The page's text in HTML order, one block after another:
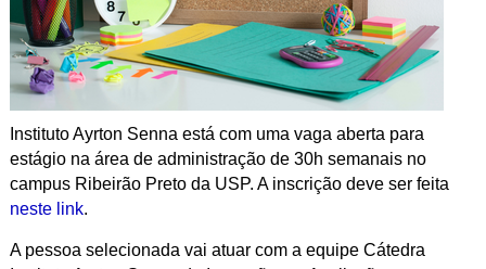
Instituto Ayrton Senna está com uma vaga aberta para
estágio na área de administração de 30h semanais no
campus Ribeirão Preto da USP. A inscrição deve ser feita
neste link.
A pessoa selecionada vai atuar com a equipe Cátedra